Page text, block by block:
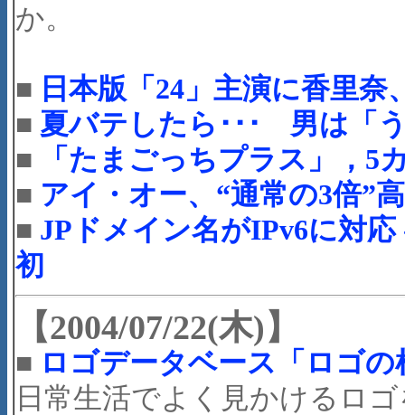
か。
■ 日本版「24」主演に香里奈
■ 夏バテしたら･･･ 男は「
■
「たまごっちプラス」，5
■ アイ・オー、“通常の3倍”
■ JPドメイン名がIPv6に対
初
【2004/07/22(木)】
■ ロゴデータベース「ロゴの
日常生活でよく見かけるロ